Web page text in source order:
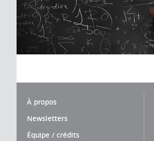
À propos
Newsletters
Équipe / crédits